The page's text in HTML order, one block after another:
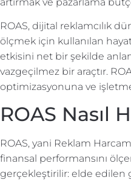
ROAS, dijital reklamcılık
ölçmek için kullanılan
etkisini net bir şekilde
vazgeçilmez bir araçtır.
optimizasyonuna ve
ROAS Nasıl
ROAS, yani Reklam
finansal performansını
gerçekleştirilir: elde edilen